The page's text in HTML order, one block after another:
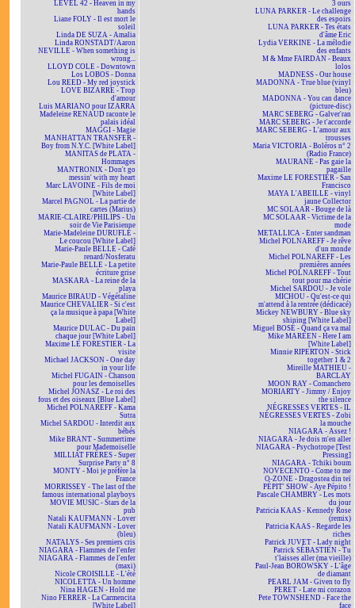
LEVEL 42 - Heaven in my
hands
Liane FOLY - Il est mort le
soleil
Linda DE SUZA - Amalia
Linda RONSTADT/Aaron
NEVILLE - When something is
wrong...
LLOYD COLE - Downtown
Los LOBOS - Donna
Lou REED - My red joystick
LOVE BIZARRE - Trop
d'amour
Luis MARIANO pour IZARRA
Madeleine RENAUD raconte le
palais idéal
MAGGI - Magie
MANHATTAN TRANSFER -
Boy from N.Y.C. [White Label]
MANITAS de PLATA -
Hommages
MANTRONIX - Don't go
messin' with my heart
Marc LAVOINE - Fils de moi
[White Label]
Marcel PAGNOL - La partie de
cartes (Marius)
MARIE-CLAIRE/PHILIPS - Un
soir de Vie Parisienne
Marie-Madeleine DURUFLÉ -
Le coucou [White Label]
Marie-Paule BELLE - Café
renard/Nosferatu
Marie-Paule BELLE - La petite
écriture grise
MASKARA - La reine de la
playa
Maurice BIRAUD - Végétaline
Maurice CHEVALIER - Si c'est
ça la musique à papa [White
Label]
Maurice DULAC - Du pain
chaque jour [White Label]
Maxime LE FORESTIER - La
visite
Michael JACKSON - One day
in your life
Michel FUGAIN - Chanson
pour les demoiselles
Michel JONASZ - Le roi des
fous et des oiseaux [Blue Label]
Michel POLNAREFF - Kama
Sutra
Michel SARDOU - Interdit aux
bébés
Mike BRANT - Summertime
pour Mademoiselle
MILLIAT FRÈRES - Super
Surprise Party n° 8
MONTY - Moi je préfère la
France
MORRISSEY - The last of the
famous international playboys
MOVIE MUSIC - Stars de la
pub
Natali KAUFMANN - Lover
Natali KAUFMANN - Lover
(bleu)
NATALYS - Ses premiers cris
NIAGARA - Flammes de l'enfer
NIAGARA - Flammes de l'enfer
(maxi)
Nicole CROISILLE - L'été
NICOLETTA - Un homme
Nina HAGEN - Hold me
Nino FERRER - La Carmencita
[White Label]
3 ours
LUNA PARKER - Le challenge
des espoirs
LUNA PARKER - Tes états
d'âme Eric
Lydia VERKINE - La mélodie
des enfants
M & Mme FAIRDAN - Beaux
lolos
MADNESS - Our house
MADONNA - True blue (vinyl
bleu)
MADONNA - You can dance
(picture-disc)
MARC SEBERG - Galver'ran
MARC SEBERG - Je t'accorde
MARC SEBERG - L'amour aux
trousses
Maria VICTORIA - Boléros n° 2
(Radio France)
MAURANE - Pas gaie la
pagaille
Maxime LE FORESTIER - San
Francisco
MAYA L'ABEILLE - vinyl
jaune Collector
MC SOLAAR - Bouge de là
MC SOLAAR - Victime de la
mode
METALLICA - Enter sandman
Michel POLNAREFF - Je rêve
d'un monde
Michel POLNAREFF - Les
premières années
Michel POLNAREFF - Tout
tout pour ma chérie
Michel SARDOU - Je vole
MICHOU - Qu'est-ce qui
m'attend à la rentrée (dédicacé)
Mickey NEWBURY - Blue sky
shining [White Label]
Miguel BOSÉ - Quand ça va mal
Mike MAREEN - Here I am
[White Label]
Minnie RIPERTON - Stick
together 1 & 2
Mireille MATHIEU -
BARCLAY
MOON RAY - Comanchero
MORIARTY - Jimmy / Enjoy
the silence
NÉGRESSES VERTES - IL
NÉGRESSES VERTES - Zobi
la mouche
NIAGARA - Assez !
NIAGARA - Je dois m'en aller
NIAGARA - Psychotrope [Test
Pressing]
NIAGARA - Tchiki boum
NOVECENTO - Come to me
O-ZONE - Dragostea din teï
PÉPIT' SHOW - Aye Pépito !
Pascale CHAMBRY - Les mots
du jour
Patricia KAAS - Kennedy Rose
(remix)
Patricia KAAS - Regarde les
riches
Patrick JUVET - Lady night
Patrick SÉBASTIEN - Tu
t'laisses aller (ma vieille)
Paul-Jean BOROWSKY - L'âge
de diamant
PEARL JAM - Given to fly
PERET - Late mi corazon
Pete TOWNSHEND - Face the
face